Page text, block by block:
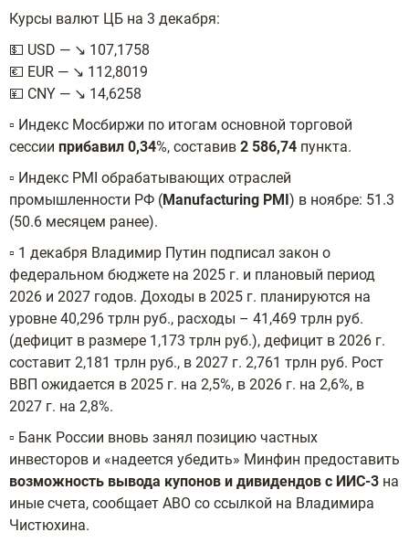
Курсы валют ЦБ на 3 декабря:
💵 USD — ↘️ 107,1758
💶 EUR — ↘️ 112,8019
💴 CNY — ↘️ 14,6258
▫️ Индекс Мосбиржи по итогам основной торговой
сессии прибавил 0,34%, составив 2 586,74 пункта.
▫️ Индекс PMI обрабатывающих отраслей
промышленности РФ (Manufacturing PMI) в ноябре: 51.3
(50.6 месяцем ранее).
▫️ 1 декабря Владимир Путин подписал закон о
федеральном бюджете на 2025 г. и плановый период
2026 и 2027 годов. Доходы в 2025 г. планируются на
уровне 40,296 трлн руб., расходы – 41,469 трлн руб.
(дефицит в размере 1,173 трлн руб.), дефицит в 2026 г.
составит 2,181 трлн руб., в 2027 г. 2,761 трлн руб. Рост
ВВП ожидается в 2025 г. на 2,5%, в 2026 г. на 2,6%, в
2027 г. на 2,8%.
▫️ Банк России вновь занял позицию частных
инвесторов и «надеется убедить» Минфин предоставить
возможность вывода купонов и дивидендов с ИИС-3 на
иные счета, сообщает АВО со ссылкой на Владимира
Чистюхина.